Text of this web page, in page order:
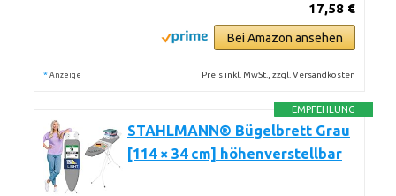
17,58 €
Bei Amazon ansehen
* Anzeige Preis inkl. MwSt., zzgl. Versandkosten
EMPFEHLUNG
STAHLMANN® Bügelbrett Grau
[114 × 34 cm] höhenverstellbar